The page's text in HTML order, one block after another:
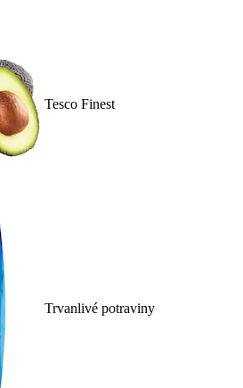
Tesco Finest
Trvanlivé potraviny